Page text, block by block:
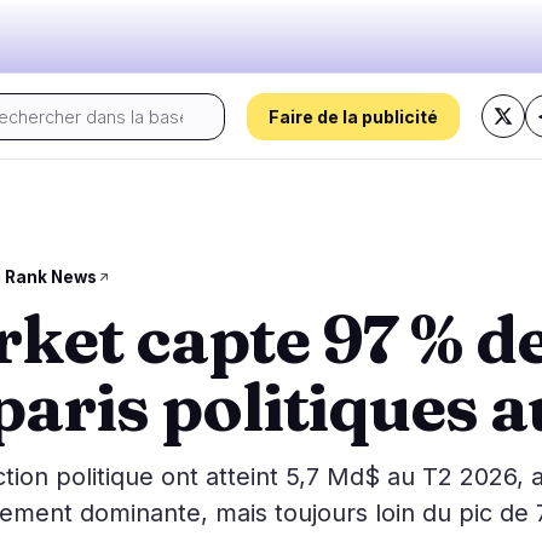
Faire de la publicité
Prix
Analyse de Marché 12
8
0
Gouvernement 9
Légal 2
Conformité
Fiscalité 0
Application 2
Hacks
Exploits
Alertes
Confidentialité
News
capte 97 %
politiques
politique ont atteint 5,7 Md$ au T2 2026,
dominante, mais toujours loin du pic de